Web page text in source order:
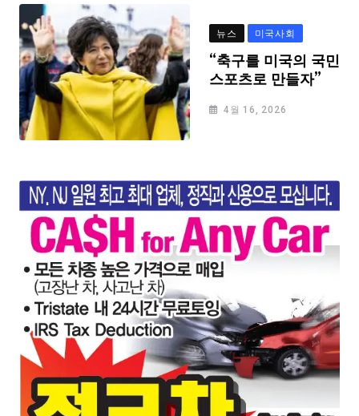
뉴스 미국사회
“축구를 미국의 국민
스포츠로 만들자”
4월 16, 2026